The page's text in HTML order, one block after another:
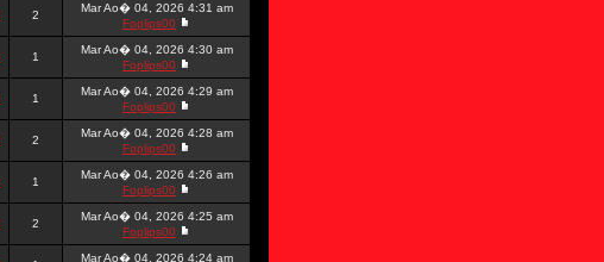
2
Mar Ao� 04, 2026 4:31 am
Foplips00
1
Mar Ao� 04, 2026 4:30 am
Foplips00
1
Mar Ao� 04, 2026 4:29 am
Foplips00
2
Mar Ao� 04, 2026 4:28 am
Foplips00
1
Mar Ao� 04, 2026 4:26 am
Foplips00
2
Mar Ao� 04, 2026 4:25 am
Foplips00
Mar Ao� 04, 2026 4:24 am